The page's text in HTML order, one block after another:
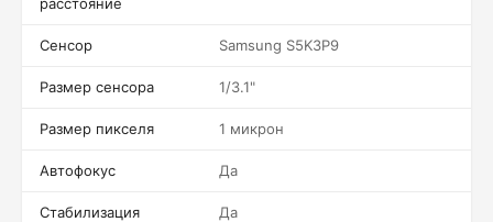
Сенсор Samsung S5K3P9
Размер сенсора 1/3.1"
Размер пикселя 1 микрон
Автофокус Да
Стабилизация Да